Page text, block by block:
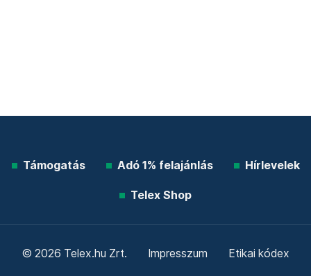
Támogatás Adó 1% felajánlás Hírlevelek
Telex Shop
© 2026 Telex.hu Zrt. Impresszum Etikai kódex